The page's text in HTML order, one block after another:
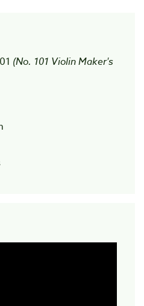
(No. 101 Violin Maker's